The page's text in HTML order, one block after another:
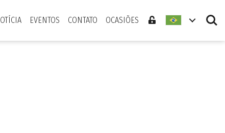
EVENTOS CONTATO OCASIÕES Search